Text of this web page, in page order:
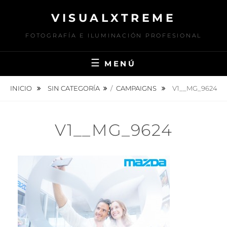
contenido
VISUALXTREME
FOTOGRAFÍA E ILUMINACIÓN PROFESIONAL
MENÚ
INICIO SIN CATEGORÍA / CAMPAIGNS V1__MG_9624
V1__MG_9624